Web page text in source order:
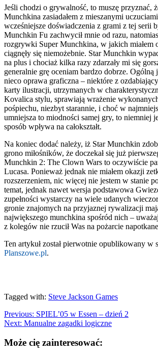
Jeśli chodzi o grywalność, to muszę przyznać,
Munchkina zasiadałem z mieszanymi
wcześniejsze doświadczenia z grami z tej serii
Munchkin Fu zachwycił mnie od razu,
rozgrywki Super Munchkina, w jakich miałem
ciągnęły się niemożebnie. Star Munchkin
na plus i chociaż kilka razy zdarzały mi się
generalnie grę oceniam bardzo dobrze. Ogólną
nieco oprawa graficzna – niektóre z
karty ilustracji, utrzymanych w
Kovalica stylu, sprawiają wrażenie
pośpiechu, niezbyt starannie, i choć w
umniejsza to miodności samej gry, to niemniej
sposób wpływa na całokształt.
Na koniec dodać należy, iż Star Munchkin
grono miłośników, że doczekał się już
Munchkin 2: The Clown Wars to oczywiście
Lucasa. Ponieważ jednak nie miałem okazji
rozszerzeniem, nic więcej nie jestem w stanie
temat, jednak nawet wersja podstawowa
zupełności wystarczy na wiele udanych
gronie znajomych na przyjaznej rywalizacji
największego munchkina spośród nich –
z kolegów nie rzucił Was na pożarcie
Ten artykuł został pierwotnie opublikowany w
Planszowe.pl.
Tagged with: Steve Jackson Games
Previous: SPIEL’05 w Essen – dzień 2
Next: Manualne zagadki logiczne
Może cię zainteresować: